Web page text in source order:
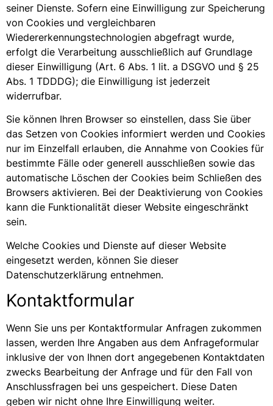
seiner Dienste. Sofern eine Einwilligung zur Speicherung
von Cookies und vergleichbaren
Wiedererkennungstechnologien abgefragt wurde,
erfolgt die Verarbeitung ausschließlich auf Grundlage
dieser Einwilligung (Art. 6 Abs. 1 lit. a DSGVO und § 25
Abs. 1 TDDDG); die Einwilligung ist jederzeit
widerrufbar.
Sie können Ihren Browser so einstellen, dass Sie über
das Setzen von Cookies informiert werden und Cookies
nur im Einzelfall erlauben, die Annahme von Cookies für
bestimmte Fälle oder generell ausschließen sowie das
automatische Löschen der Cookies beim Schließen des
Browsers aktivieren. Bei der Deaktivierung von Cookies
kann die Funktionalität dieser Website eingeschränkt
sein.
Welche Cookies und Dienste auf dieser Website
eingesetzt werden, können Sie dieser
Datenschutzerklärung entnehmen.
Kontaktformular
Wenn Sie uns per Kontaktformular Anfragen zukommen
lassen, werden Ihre Angaben aus dem Anfrageformular
inklusive der von Ihnen dort angegebenen Kontaktdaten
zwecks Bearbeitung der Anfrage und für den Fall von
Anschlussfragen bei uns gespeichert. Diese Daten
geben wir nicht ohne Ihre Einwilligung weiter.